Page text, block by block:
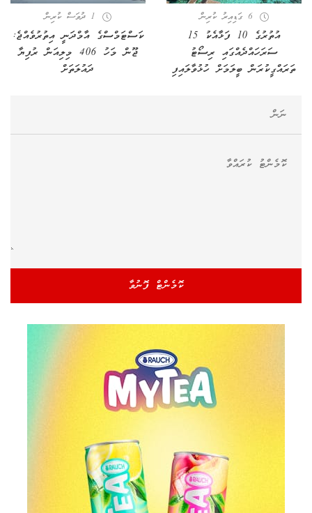
6 ގަޑިއިރު ކުރިން
އުތުރުގެ 10 ފަޅާއެކު 15
ސަރަހައްދެއްގައި ރިސޯޓު
ތަރައްގީކުރަން ބީލަމަށް ހުޅުވާލައިފި
1 ދުވަސް ކުރިން
ކަސްޓަމްސްގެ އާމްދަނީ އިތުރުވެއްޖެ:
ޖޫން މަހު 406 މިލިއަން ރުފިޔާ
ދައުލަތަށް